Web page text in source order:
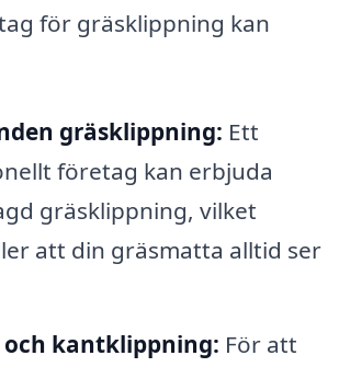
för gräsklippning kan
gräsklippning: Ett
företag kan erbjuda
gräsklippning, vilket
att din gräsmatta alltid ser
och kantklippning: För att